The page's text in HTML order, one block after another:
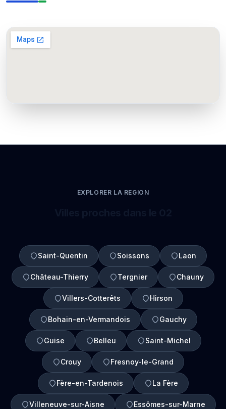
EXPLORER LA REGION
Saint-Quentin Soissons Laon
Château-Thierry Tergnier Chauny
Villers-Cotterêts Hirson
Bohain-en-Vermandois Gauchy
Guise Belleu Saint-Michel
Crouy Fresnoy-le-Grand
Fère-en-Tardenois La Fère
Villeneuve-sur-Aisne Essômes-sur-Marne